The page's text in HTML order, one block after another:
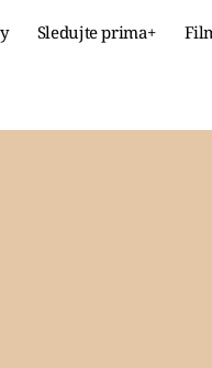
Sledujte prima+